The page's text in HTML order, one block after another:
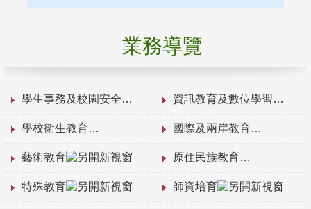
業務導覽
學生事務及校園安全 資訊教育及數位學習
學校衛生教育 國際及兩岸教育
藝術教育 原住民族教育
特殊教育 師資培育